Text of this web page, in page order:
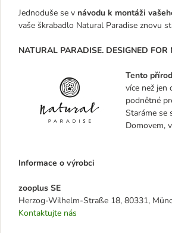
Jednoduše se v návodu k montáži
vaše škrabadlo Natural Paradise znovu
NATURAL PARADISE. DESIGNED
Tento
více než jen
podnětné
Staráme se
Domovem,
Informace o výrobci
zooplus SE
Herzog-Wilhelm-Straße 18, 80331,
Kontaktujte nás